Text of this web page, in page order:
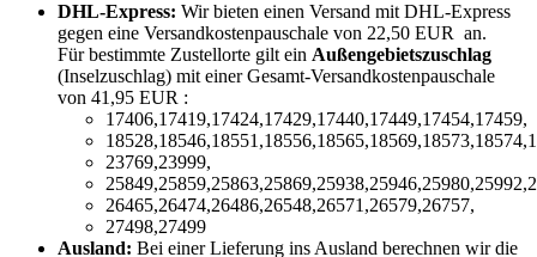
DHL-Express: Wir bieten einen Versand mit DHL-Express
gegen eine Versandkostenpauschale von 22,50 EUR an.
Für bestimmte Zustellorte gilt ein Außengebietszuschlag
(Inselzuschlag) mit einer Gesamt-Versandkostenpauschale
von 41,95 EUR :
17406,17419,17424,17429,17440,17449,17454,17459,
23769,23999,
26465,26474,26486,26548,26571,26579,26757,
27498,27499
Ausland: Bei einer Lieferung ins Ausland berechnen wir die